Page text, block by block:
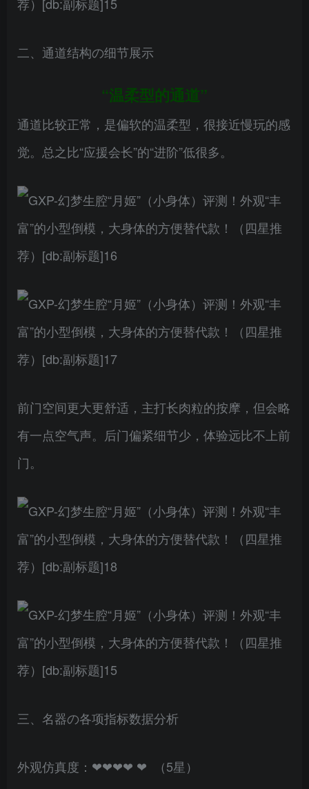
二、通道结构の细节展示
“温柔型的通道”
通道比较正常，是偏软的温柔型，很接近慢玩的感
觉。总之比“应援会长”的“进阶”低很多。
前门空间更大更舒适，主打长肉粒的按摩，但会略
有一点空气声。后门偏紧细节少，体验远比不上前
门。
三、名器の各项指标数据分析
外观仿真度：❤❤❤❤ ❤ （5星）